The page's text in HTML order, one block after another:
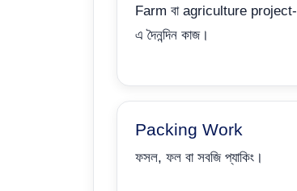
Farm বা agriculture project-
এ দৈনন্দিন কাজ।
Packing Work
ফসল, ফল বা সবজি প্যাকিং।